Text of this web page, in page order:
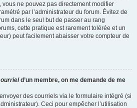
ne pouvez pas directement modifier
par l’administrateur du forum. Évitez de
dans le seul but de passer au rang
cette pratique est rarement tolérée et un
peut facilement abaisser votre compteur de
d’un membre, on me demande de me
des courriels via le formulaire intégré (si
Ceci pour empêcher l’utilisation